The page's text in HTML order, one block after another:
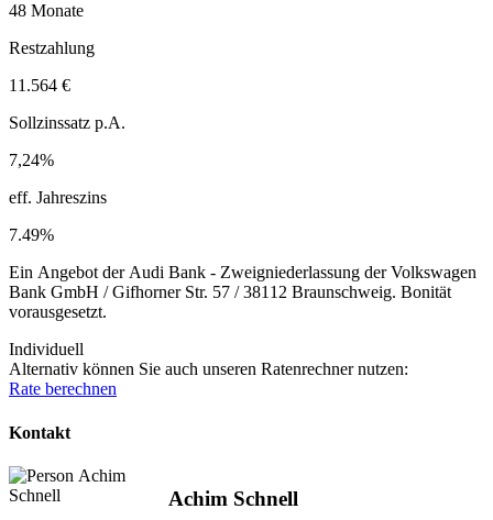
48 Monate
Restzahlung
11.564 €
Sollzinssatz p.A.
7,24%
eff. Jahreszins
7.49%
Ein Angebot der Audi Bank - Zweigniederlassung der Volkswagen
Bank GmbH / Gifhorner Str. 57 / 38112 Braunschweig. Bonität
vorausgesetzt.
Individuell
Alternativ können Sie auch unseren Ratenrechner nutzen:
Rate berechnen
Kontakt
Achim Schnell